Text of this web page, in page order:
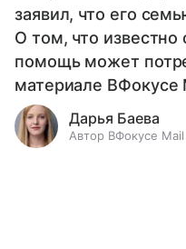
заявил, что его
О том, что известно
помощь может
материале ВФокусе
Дарья Баева
Автор ВФокусе Mail